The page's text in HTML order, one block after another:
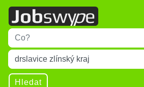
Title
Type 1 or more characters for results.
Místo
Type 1 or more characters for results.
Hledat